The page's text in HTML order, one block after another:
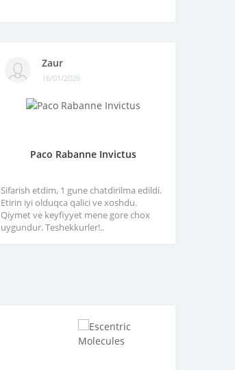
Zaur
16/01/2026
Paco Rabanne Invictus
Sifarish etdim, 1 gune chatdirilma edildi.
Etirin iyi olduqca qalici ve xoshdu.
Qiymet ve keyfiyyet mene gore chox
uygundur. Teshekkurler!..